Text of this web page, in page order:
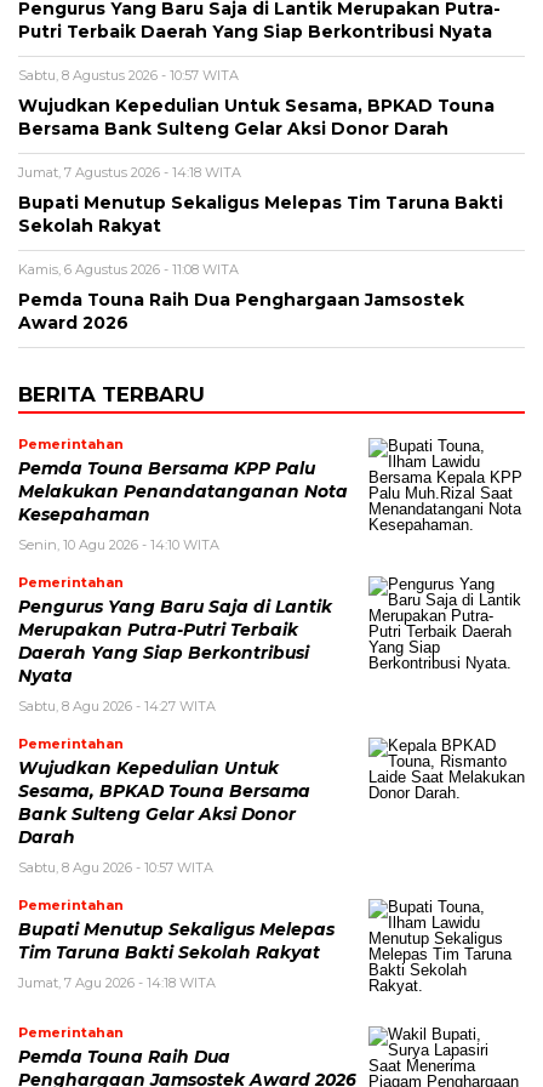
Pengurus Yang Baru Saja di Lantik Merupakan Putra-
Putri Terbaik Daerah Yang Siap Berkontribusi Nyata
Sabtu, 8 Agustus 2026 - 10:57 WITA
Wujudkan Kepedulian Untuk Sesama, BPKAD Touna
Bersama Bank Sulteng Gelar Aksi Donor Darah
Jumat, 7 Agustus 2026 - 14:18 WITA
Bupati Menutup Sekaligus Melepas Tim Taruna Bakti
Sekolah Rakyat
Kamis, 6 Agustus 2026 - 11:08 WITA
Pemda Touna Raih Dua Penghargaan Jamsostek
Award 2026
BERITA TERBARU
Pemerintahan
Pemda Touna Bersama KPP Palu
Melakukan Penandatanganan Nota
Kesepahaman
Senin, 10 Agu 2026 - 14:10 WITA
Pemerintahan
Pengurus Yang Baru Saja di Lantik
Merupakan Putra-Putri Terbaik
Daerah Yang Siap Berkontribusi
Nyata
Sabtu, 8 Agu 2026 - 14:27 WITA
Pemerintahan
Wujudkan Kepedulian Untuk
Sesama, BPKAD Touna Bersama
Bank Sulteng Gelar Aksi Donor
Darah
Sabtu, 8 Agu 2026 - 10:57 WITA
Pemerintahan
Bupati Menutup Sekaligus Melepas
Tim Taruna Bakti Sekolah Rakyat
Jumat, 7 Agu 2026 - 14:18 WITA
Pemerintahan
Pemda Touna Raih Dua
Penghargaan Jamsostek Award 2026